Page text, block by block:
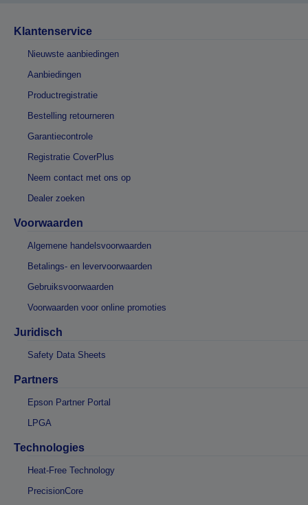
Klantenservice
Nieuwste aanbiedingen
Aanbiedingen
Productregistratie
Bestelling retourneren
Garantiecontrole
Registratie CoverPlus
Neem contact met ons op
Dealer zoeken
Voorwaarden
Algemene handelsvoorwaarden
Betalings- en levervoorwaarden
Gebruiksvoorwaarden
Voorwaarden voor online promoties
Juridisch
Safety Data Sheets
Partners
Epson Partner Portal
LPGA
Technologies
Heat-Free Technology
PrecisionCore